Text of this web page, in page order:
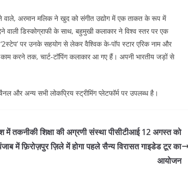
वाले, अरमान मलिक ने खुद को संगीत उद्योग में एक ताकत के रूप में
डिस्कोग्राफी के साथ, बहुमुखी कलाकार ने विश्व स्तर पर एक
पर उनके सहयोग से लेकर वैश्विक के-पॉप स्टार एरिक नाम और
करने तक, चार्ट-टॉपिंग कलाकार आ गए हैं। अपनी भारतीय जड़ों से
और अन्य सभी लोकप्रिय स्ट्रीमिंग प्लेटफॉर्म पर उपलब्ध है।
में तकनीकी शिक्षा की अग्रणी संस्था पीसीटीआई 12 अगस्त को
में फ़िरोज़पुर ज़िले में होगा पहले सैन्य विरासत गाइडेड टूर का
आयोजन